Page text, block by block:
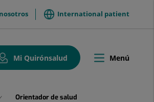
International patient
Mi Quirónsalud
Toggle
Menú
Orientador de salud